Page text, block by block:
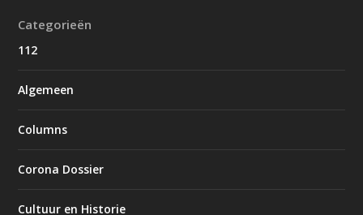
Categorieën
112
Algemeen
Columns
Corona Dossier
Cultuur en Historie